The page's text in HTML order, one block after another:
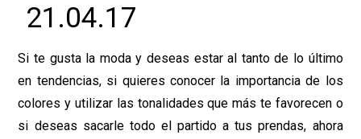
21.04.17
Si te gusta la moda y deseas estar al tanto de lo último
en tendencias, si quieres conocer la importancia de los
colores y utilizar las tonalidades que más te favorecen o
si deseas sacarle todo el partido a tus prendas, ahora